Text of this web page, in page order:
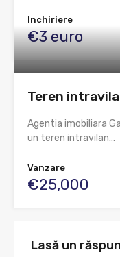
Inchiriere
€3 euro
Teren
Agentia imobiliara
un teren intravilan…
Vanzare
€25,000
Lasă un